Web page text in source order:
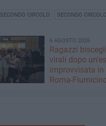
SECONDO CIRCOLO SECONDO
6 AGOSTO 2026
Ragazzi
virali dopo
improvvisata in
Roma-